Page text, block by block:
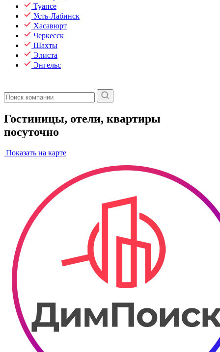
Туапсе
Усть-Лабинск
Хасавюрт
Черкесск
Шахты
Элиста
Энгельс
Гостиницы, отели, квартиры
посуточно
Показать на карте